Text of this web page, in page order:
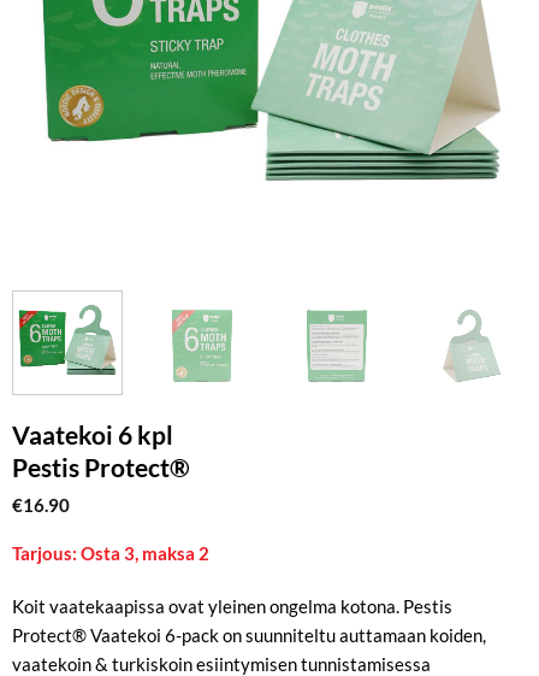
Vaatekoi 6 kpl
Pestis Protect®
€16.90
Tarjous: Osta 3, maksa 2
Koit vaatekaapissa ovat yleinen ongelma kotona. Pestis
Protect® Vaatekoi 6-pack on suunniteltu auttamaan koiden,
vaatekoin & turkiskoin esiintymisen tunnistamisessa